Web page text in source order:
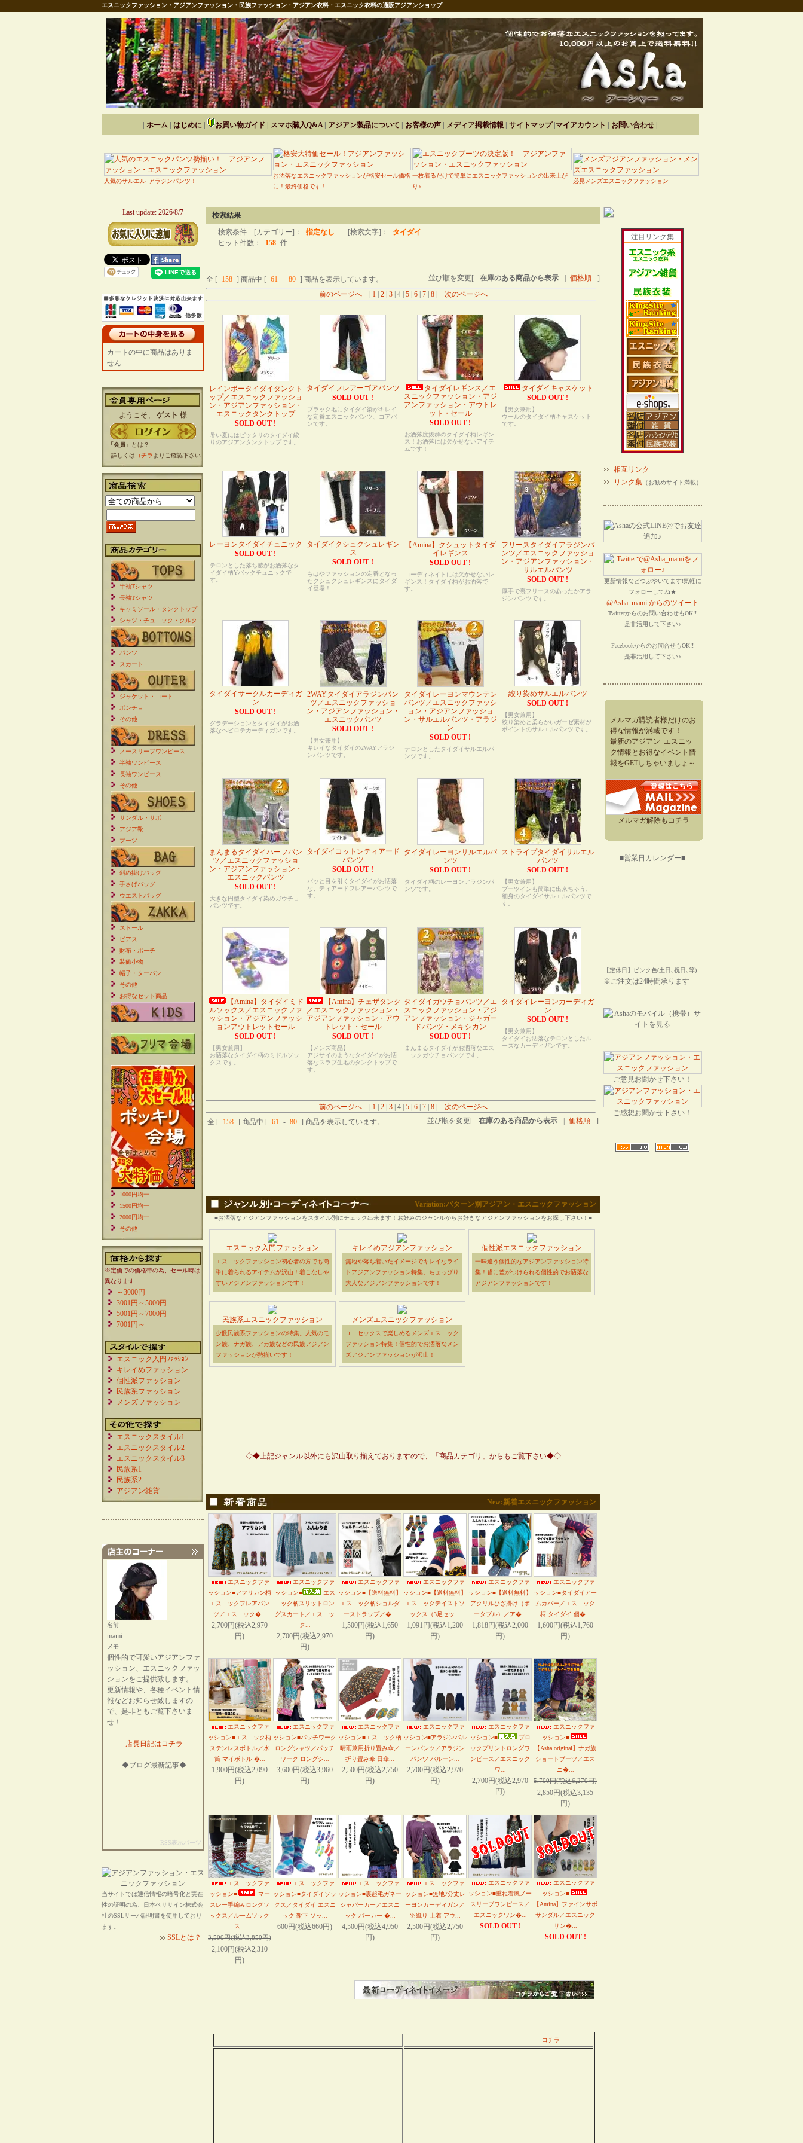
エスニックファッション・アジアンファッション・民族ファッション・アジアン衣料・エスニック衣料の通販アジアンショップ
ホーム| はじめに| お買い物ガイド スマホ購入Q&A| アジアン製品について お客様の声| メディア掲載情報 サイトマップ| マイアカウント お問い合わせ|
人気のサルエル･アラジンパンツ！
お洒落なエスニックファッションが格安セール価格
に！最終価格です！
一枚着るだけで簡単にエスニックファッションの出来上が
り♪
必見メンズエスニックファッション
検索結果
検索条件 [カテゴリー]：
指定なし [検索文字]：
タイダイ
ヒット件数：
158 件
全 [ 158 ] 商品中 [ 61 - 80 ] 商品を表示しています。 並び順を変更[ 在庫のある商品から表示 価格順
]
前のページへ| 1 2| 3| 4 | 5| 6| 7| 8| 次のページへ
レインボータイダイタンクト
ップ／エスニックファッショ
ン・アジアンファッション・
エスニックタンクトップ
SOLD OUT !
暑い夏にはピッタリのタイダイ絞
りのアジアンタンクトップです。
タイダイフレアーゴアパンツ
SOLD OUT !
ブラック地にタイダイ染がキレイ
な定番エスニックパンツ、ゴアパ
ンです。
タイダイレギンス／エ
スニックファッション・アジ
アンファッション・アウトレ
ット・セール
SOLD OUT !
お洒落度抜群のタイダイ柄レギン
ス！お洒落には欠かせないアイテ
ムです！
タイダイキャスケット
SOLD OUT !
【男女兼用】
ウールのタイダイ柄キャスケット
です。
レーヨンタイダイチュニック
SOLD OUT !
テロンとした落ち感がお洒落なタ
イダイ柄Yバックチュニックで
す。
タイダイクシュクシュレギン
ス
SOLD OUT !
もはやファッションの定番となっ
たクシュクシュレギンスにタイダ
イ登場！
【Amina】クシュットタイダ
イレギンス
SOLD OUT !
コーディネイトには欠かせないレ
ギンス！タイダイ柄がお洒落で
す。
フリースタイダイアラジンパ
ンツ／エスニックファッショ
ン・アジアンファッション・
サルエルパンツ
SOLD OUT !
厚手で裏フリースのあったかアラ
ジンパンツです。
タイダイサークルカーディガ
ン
SOLD OUT !
グラデーションとタイダイがお洒
落なヘビロテカーディガンです。
2WAYタイダイアラジンパン
ツ／エスニックファッショ
ン・アジアンファッション・
エスニックパンツ
SOLD OUT !
【男女兼用】
キレイなタイダイの2WAYアラジ
ンパンツです。
タイダイレーヨンマウンテン
パンツ／エスニックファッシ
ョン・アジアンファッショ
ン・サルエルパンツ・アラジ
ン
SOLD OUT !
テロンとしたタイダイサルエルパ
ンツです。
絞り染めサルエルパンツ
SOLD OUT !
【男女兼用】
絞り染めと柔らかいガーゼ素材が
ポイントのサルエルパンツです。
まんまるタイダイハーフパン
ツ／エスニックファッショ
ン・アジアンファッション・
エスニックパンツ
SOLD OUT !
大きな円型タイダイ染めガウチョ
パンツです。
タイダイコットンティアード
パンツ
SOLD OUT !
パッと目を引くタイダイがお洒落
な、ティアードフレアーパンツで
す。
タイダイレーヨンサルエルパ
ンツ
SOLD OUT !
タイダイ柄のレーヨンアラジンパ
ンツです。
ストライプタイダイサルエル
パンツ
SOLD OUT !
【男女兼用】
ブーツインも簡単に出来ちゃう、
細身のタイダイサルエルパンツで
す。
【Amina】タイダイミド
ルソックス／エスニックファ
ッション・アジアンファッシ
ョンアウトレットセール
SOLD OUT !
【男女兼用】
お洒落なタイダイ柄のミドルソッ
クスです。
【Amina】チェザタンク
／エスニックファッション・
アジアンファッション・アウ
トレット・セール
SOLD OUT !
【メンズ商品】
アジサイのようなタイダイがお洒
落なスラブ生地のタンクトップで
す。
タイダイガウチョパンツ／エ
スニックファッション・アジ
アンファッション・ジャガー
ドパンツ・メキシカン
SOLD OUT !
まんまるタイダイがお洒落なエス
ニックガウチョパンツです。
タイダイレーヨンカーディガ
ン
SOLD OUT !
【男女兼用】
タイダイお洒落なテロンとしたル
ーズなカーディガンです。
前のページへ| 1 2| 3| 4 | 5| 6| 7| 8|
次のページへ
全 [
158 ] 商品中 [ 61 - 80 ] 商品を表示しています。 並び順を変更[ 在庫のある商品から表示 価格順 ]
Variation:パターン別アジアン・エスニックファッション
■お洒落なアジアンファッションをスタイル別にチェック出来ます！お好みのジャンルからお好きなアジアンファッションをお探し下さい！■
エスニック入門ファッション
エスニックファッション初心者の方でも簡
単に着られるアイテムが沢山！着こなしや
すいアジアンファッションです！
キレイめアジアンファッション
無地や落ち着いたイメージでキレイなライ
トアジアンファッション特集。ちょっぴり
大人なアジアンファッションです！
個性派エスニックファッション
一味違う個性的なアジアンファッション特
集！皆に差がつけられる個性的でお洒落な
アジアンファッションです！
民族系エスニックファッション
少数民族系ファッションの特集。人気のモ
ン族、ナガ族、アカ族などの民族アジアン
ファッションが勢揃いです！
メンズエスニックファッション
ユニセックスで楽しめるメンズエスニック
ファッション特集！個性的でお洒落なメン
ズアジアンファッションが沢山！
◇◆上記ジャンル以外にも沢山取り揃えておりますので、「商品カテゴリ」からもご覧下さい◆◇
New:新着エスニックファッション
エスニックファ
ッション■アフリカン柄
エスニックフレアパン
ツ／エスニック�...
2,700円(税込2,970
円)
エスニックファ
ッション■
エス
ニック柄スリットロン
グスカート／エスニッ
ク...
2,700円(税込2,970
円)
エスニックファ
ッション■【送料無料】
エスニック柄ショルダ
ーストラップ／�...
1,500円(税込1,650
円)
エスニックファ
ッション■【送料無料】
エスニックテイストソ
ックス（3足セッ...
1,091円(税込1,200
円)
エスニックファ
ッション■【送料無料】
アクリルひざ掛け（ポ
ータブル）／ア�...
1,818円(税込2,000
円)
エスニックファ
ッション■タイダイアー
ムカバー／エスニック
柄 タイダイ 個�...
1,600円(税込1,760
円)
エスニックファ
ッション■エスニック柄
ステンレスボトル／水
筒 マイボトル �...
1,900円(税込2,090
円)
エスニックファ
ッション■パッチワーク
ロングシャツ／パッチ
ワーク ロングシ...
3,600円(税込3,960
円)
エスニックファ
ッション■エスニック柄
晴雨兼用折り畳み傘／
折り畳み傘 日傘...
2,500円(税込2,750
円)
エスニックファ
ッション■アラジンバル
ーンパンツ／アラジン
パンツ バルーン...
2,700円(税込2,970
円)
エスニックファ
ッション■
ブロ
ックプリントロングワ
ンピース／エスニック
ワ...
2,700円(税込2,970
円)
エスニックファ
ッション■
【Asha original】ナガ族
ショートブーツ／エス
ニ�...
5,700円(税込6,270円)
2,850円(税込3,135
円)
エスニックファ
ッション■
マー
スレー手編みロングソ
ックス／ルームソック
ス...
3,500円(税込3,850円)
2,100円(税込2,310
円)
エスニックファ
ッション■タイダイソッ
クス／タイダイ エスニ
ック 靴下 ソッ...
600円(税込660円)
エスニックファ
ッション■裏起毛ガネー
シャパーカー／エスニ
ック パーカー �...
4,500円(税込4,950
円)
エスニックファ
ッション■無地7分丈レ
ーヨンカーディガン／
羽織り 上着 アウ...
2,500円(税込2,750
円)
エスニックファ
ッション■重ね着風ノー
スリーブワンピース／
エスニックワン�...
SOLD OUT !
エスニックファ
ッション■
【Amina】ファインサボ
サンダル／エスニック
サン�...
SOLD OUT !
コチラ
Last update: 2026/8/7
カートの中に商品はありま
せん
ようこそ、 ゲスト 様
「会員」
とは？
詳しくはコチラ よりご確認下さい
半袖Tシャツ
長袖Tシャツ
キャミソール・タンクトップ
シャツ・チュニック・クルタ
パンツ
スカート
ジャケット・コート
ポンチョ
その他
ノースリーブワンピース
半袖ワンピース
長袖ワンピース
その他
サンダル・サボ
アジア靴
ブーツ
斜め掛けバッグ
手さげバッグ
ウエストバッグ
ストール
ピアス
財布・ポーチ
装飾小物
帽子・ターバン
その他
お得なセット商品
1000円均一
1500円均一
2000円均一
その他
※定価での価格帯の為、セール時は
異なります
～3000円
3001円～5000円
5001円～7000円
7001円～
エスニック入門ﾌｧｯｼｮﾝ
キレイめファッション
個性派ファッション
民族系ファッション
メンズファッション
エスニックスタイル1
エスニックスタイル2
エスニックスタイル3
民族系1
民族系2
アジアン雑貨
名前
mami
メモ
個性的で可愛いアジアンファ
ッション、エスニックファッ
ションをご提供致します。
更新情報や、各種イベント情
報などお知らせ致しますの
で、是非ともご覧下さいま
せ！
店長日記はコチラ
◆ブログ最新記事◆
RSS表示パーツ
当サイトでは通信情報の暗号化と実在
性の証明の為、日本ベリサイン株式会
社のSSLサーバ証明書を使用しており
ます。
SSLとは？
注目リンク集
相互リンク
リンク集（お勧めサイト満載）
更新情報などつぶやいてます!気軽に
フォローしてね★
@Asha_mami からのツイート
Twitterからのお問い合わせもOK!!
是非活用して下さい♪
Facebookからのお問合せもOK!!
是非活用して下さい♪
メルマガ購読者様だけのお
得な情報が満載です！
最新のアジアン･エスニッ
ク情報とお得なイベント情
報をGETしちゃいましょ～
メルマガ解除もコチラ
■営業日カレンダー■
【定休日】ピンク色(土日､祝日､等)
※ご注文は24時間承ります
ご意見お聞かせ下さい！
ご感想お聞かせ下さい！